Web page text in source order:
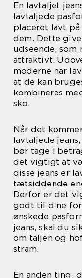
En lavtaljet
lavtaljede
placeret lavt
dem. Dette
udseende, som
attraktivt.
moderne har
at de kan
kombineres
sko.
Når det
lavtaljede
bør tage i
det vigtigt at
disse jeans er
tætsiddende
Derfor er det
godt til dine
ønskede
jeans, skal du
om taljen og
stram.
En anden ting,